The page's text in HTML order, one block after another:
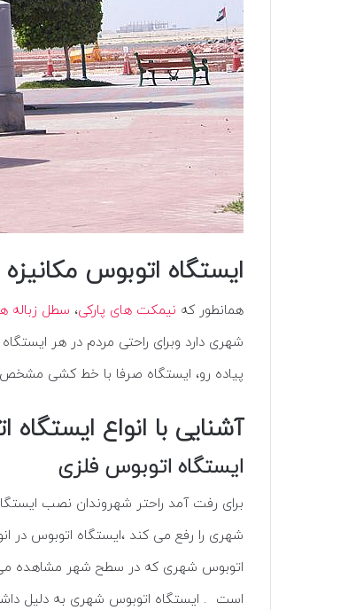
ایستگاه اتوبوس
همانطور که نیمکت های پارکی، سطل زباله
شهری دارد وبرای راحتی مردم در هر
پیاده رو، ایستگاه صرفا با خط کشی
آشنایی با انواع ایستگاه
ایستگاه اتوبوس فلزی
برای رفت آمد راحتر شهروندان نصب
شهری را رفع می کند ،ایستگاه اتوبوس در
اتوبوس شهری که در سطح شهر مشاهده می
است . ایستگاه اتوبوس شهری به دلیل